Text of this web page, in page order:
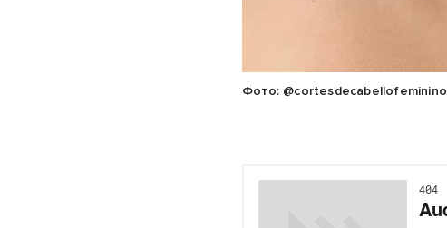
Фото: @cortesdecabellofeminino